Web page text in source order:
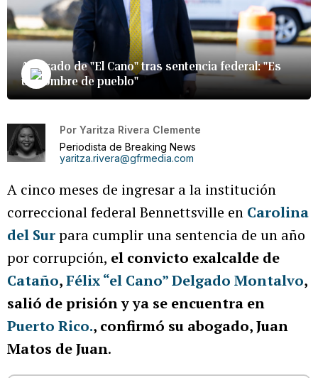
Abogado de "El Cano" tras sentencia federal: "Es
un hombre de pueblo"
Por Yaritza Rivera Clemente
Periodista de Breaking News
yaritza.rivera@gfrmedia.com
A cinco meses de ingresar a la institución
correccional federal Bennettsville en Carolina
del Surpara cumplir una sentencia de un año
por corrupción, el convicto exalcalde de
Cataño,Félix “el Cano” Delgado Montalvo,
salió de prisión y ya se encuentra en
Puerto Rico., confirmó su abogado, Juan
Matos de Juan.